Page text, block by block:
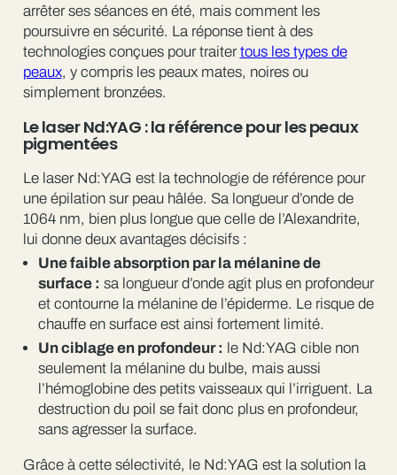
arrêter ses séances en été, mais comment les
poursuivre en sécurité. La réponse tient à des
technologies conçues pour traitertous les types de
peaux, y compris les peaux mates, noires ou
simplement bronzées.
Le laser Nd:YAG : la référence pour les peaux
pigmentées
Le laser Nd:YAG est la technologie de référence pour
une épilation sur peau hâlée. Sa longueur d’onde de
1064 nm, bien plus longue que celle de l’Alexandrite,
lui donne deux avantages décisifs :
Une faible absorption par la mélanine de
surface : sa longueur d’onde agit plus en profondeur
et contourne la mélanine de l’épiderme. Le risque de
chauffe en surface est ainsi fortement limité.
Un ciblage en profondeur : le Nd:YAG cible non
seulement la mélanine du bulbe, mais aussi
l’hémoglobine des petits vaisseaux qui l’irriguent. La
destruction du poil se fait donc plus en profondeur,
sans agresser la surface.
Grâce à cette sélectivité, le Nd:YAG est la solution la